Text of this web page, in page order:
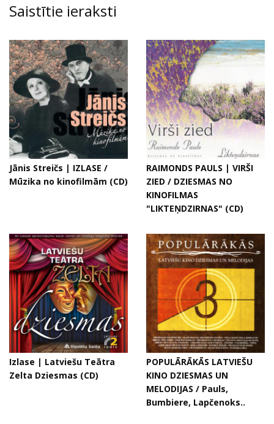
Saistītie ieraksti
Jānis Streičs | IZLASE /
Mūzika no kinofilmām (CD)
RAIMONDS PAULS | VIRŠI
ZIED / DZIESMAS NO
KINOFILMAS
"LIKTEŅDZIRNAS" (CD)
Izlase | Latviešu Teātra
Zelta Dziesmas (CD)
POPULĀRĀKĀS LATVIEŠU
KINO DZIESMAS UN
MELODIJAS / Pauls,
Bumbiere, Lapčenoks..